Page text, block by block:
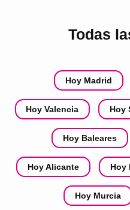
Todas
Hoy Madrid
Hoy Valencia Hoy
Hoy Baleares
Hoy Alicante Hoy
Hoy Murcia